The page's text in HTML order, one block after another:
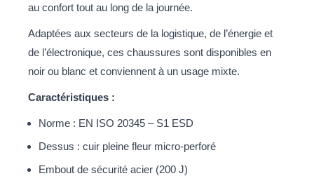
au confort tout au long de la journée.
Adaptées aux secteurs de la logistique, de l’énergie et
de l’électronique, ces chaussures sont disponibles en
noir ou blanc et conviennent à un usage mixte.
Caractéristiques :
Norme : EN ISO 20345 – S1 ESD
Dessus : cuir pleine fleur micro-perforé
Embout de sécurité acier (200 J)